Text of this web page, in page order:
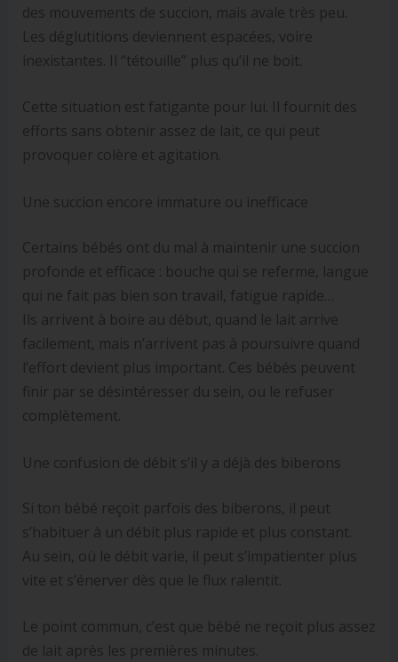
des mouvements de succion, mais avale très peu.
Les déglutitions deviennent espacées, voire
inexistantes. Il “tétouille” plus qu’il ne boit.
Cette situation est fatigante pour lui. Il fournit des
efforts sans obtenir assez de lait, ce qui peut
provoquer colère et agitation.
Une succion encore immature ou inefficace
Certains bébés ont du mal à maintenir une succion
profonde et efficace : bouche qui se referme, langue
qui ne fait pas bien son travail, fatigue rapide…
Ils arrivent à boire au début, quand le lait arrive
facilement, mais n’arrivent pas à poursuivre quand
l’effort devient plus important. Ces bébés peuvent
finir par se désintéresser du sein, ou le refuser
complètement.
Une confusion de débit s’il y a déjà des biberons
Si ton bébé reçoit parfois des biberons, il peut
s’habituer à un débit plus rapide et plus constant.
Au sein, où le débit varie, il peut s’impatienter plus
vite et s’énerver dès que le flux ralentit.
Le point commun, c’est que bébé ne reçoit plus assez
de lait après les premières minutes.